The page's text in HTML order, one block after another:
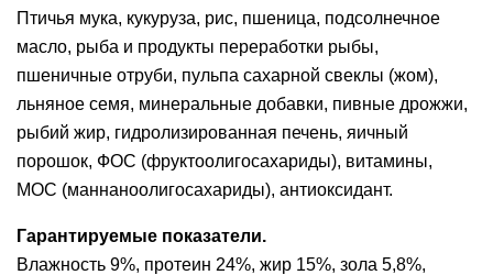
Птичья мука, кукуруза, рис, пшеница, подсолнечное
масло, рыба и продукты переработки рыбы,
пшеничные отруби, пульпа сахарной свеклы (жом),
льняное семя, минеральные добавки, пивные дрожжи,
рыбий жир, гидролизированная печень, яичный
порошок, ФОС (фруктоолигосахариды), витамины,
МОС (маннаноолигосахариды), антиоксидант.
Гарантируемые показатели.
Влажность 9%, протеин 24%, жир 15%, зола 5,8%,